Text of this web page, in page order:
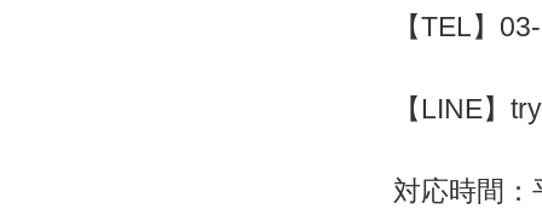
【TEL】
【LINE】
対応時間